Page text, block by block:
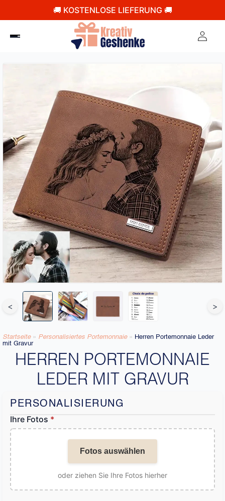
🚚 KOSTENLOSE LIEFERUNG 🚚
< >
Startseite » Personalisiertes Portemonnaie​ » Herren Portemonnaie Leder
mit Gravur
HERREN PORTEMONNAIE
LEDER MIT GRAVUR
PERSONALISIERUNG
Ihre Fotos *
Fotos auswählen
oder ziehen Sie Ihre Fotos hierher